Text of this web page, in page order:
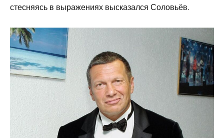
стесняясь в выражениях высказался Соловьёв.